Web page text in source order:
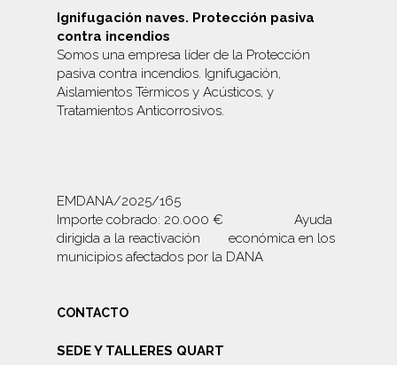
Ignifugación naves. Protección pasiva
contra incendios
Somos una empresa líder de la Protección
pasiva contra incendios. Ignifugación,
Aislamientos Térmicos y Acústicos, y
Tratamientos Anticorrosivos.
EMDANA/2025/165
Importe cobrado: 20.000 € Ayuda
dirigida a la reactivación económica en los
municipios afectados por la DANA
CONTACTO
SEDE Y TALLERES QUART